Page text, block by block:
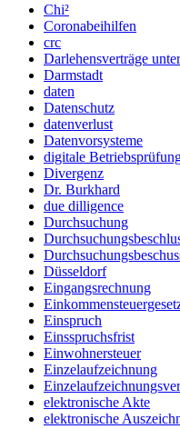
Chi²
Coronabeihilfen
crc
Darlehensverträge
Darmstadt
daten
Datenschutz
datenverlust
Datenvorsysteme
digitale
Divergenz
Dr. Burkhard
due dilligence
Durchsuchung
Düsseldorf
Eingangsrechnung
Einspruch
Einsspruchsfrist
Einwohnersteuer
Einzelaufzeichnung
elektronische Akte
elektronische